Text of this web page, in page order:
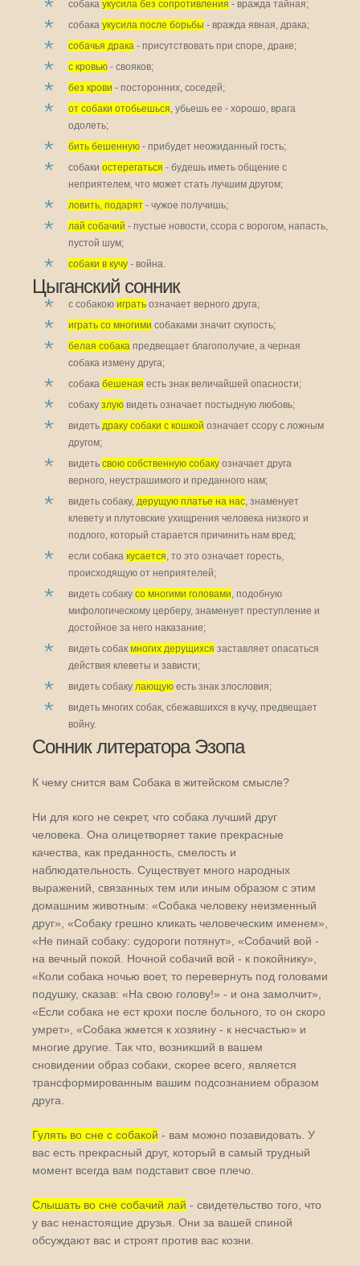
собака укусила без сопротивления - вражда тайная;
собака укусила после борьбы - вражда явная, драка;
собачья драка - присутствовать при споре, драке;
с кровью - свояков;
без крови - посторонних, соседей;
от собаки отобьешься, убьешь ее - хорошо, врага
одолеть;
бить бешенную - прибудет неожиданный гость;
собаки остерегаться - будешь иметь общение с
неприятелем, что может стать лучшим другом;
ловить, подарят - чужое получишь;
лай собачий - пустые новости, ссора с ворогом, напасть,
пустой шум;
собаки в кучу - война.
Цыганский сонник
с собакою играть означает верного друга;
играть со многими собаками значит скупость;
белая собака предвещает благополучие, а черная
собака измену друга;
собака бешеная есть знак величайшей опасности;
собаку злую видеть означает постыдную любовь;
видеть драку собаки с кошкой означает ссору с ложным
другом;
видеть свою собственную собаку означает друга
верного, неустрашимого и преданного нам;
видеть собаку, дерущую платье на нас, знаменует
клевету и плутовские ухищрения человека низкого и
подлого, который старается причинить нам вред;
если собака кусается, то это означает горесть,
происходящую от неприятелей;
видеть собаку со многими головами, подобную
мифологическому церберу, знаменует преступление и
достойное за него наказание;
видеть собак многих дерущихся заставляет опасаться
действия клеветы и зависти;
видеть собаку лающую есть знак злословия;
видеть многих собак, сбежавшихся в кучу, предвещает
войну.
Сонник литератора Эзопа
К чему снится вам Собака в житейском смысле?
Ни для кого не секрет, что собака лучший друг
человека. Она олицетворяет такие прекрасные
качества, как преданность, смелость и
наблюдательность. Существует много народных
выражений, связанных тем или иным образом с этим
домашним животным: «Собака человеку неизменный
друг», «Собаку грешно кликать человеческим именем»,
«Не пинай собаку: судороги потянут», «Собачий вой -
на вечный покой. Ночной собачий вой - к покойнику»,
«Коли собака ночью воет, то перевернуть под головами
подушку, сказав: «На свою голову!» - и она замолчит»,
«Если собака не ест крохи после больного, то он скоро
умрет», «Собака жмется к хозяину - к несчастью» и
многие другие. Так что, возникший в вашем
сновидении образ собаки, скорее всего, является
трансформированным вашим подсознанием образом
друга.
Гулять во сне с собакой - вам можно позавидовать. У
вас есть прекрасный друг, который в самый трудный
момент всегда вам подставит свое плечо.
Слышать во сне собачий лай - свидетельство того, что
у вас ненастоящие друзья. Они за вашей спиной
обсуждают вас и строят против вас козни.